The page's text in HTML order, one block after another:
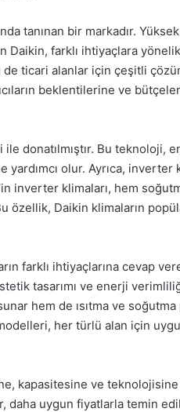
tanınan bir markadır.
Daikin, farklı ihtiyaçlara
ticari alanlar için çeşitli
beklentilerine ve
donatılmıştır. Bu teknoloji,
yardımcı olur. Ayrıca, inverter
inverter klimaları, hem
özellik, Daikin klimaların
farklı ihtiyaçlarına cevap
tasarımı ve enerji
hem de ısıtma ve
her türlü alan için
kapasitesine ve
uygun fiyatlarla temin